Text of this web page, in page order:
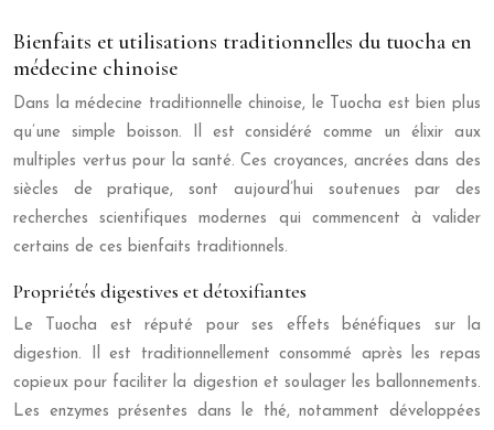
Bienfaits et utilisations traditionnelles du tuocha en
médecine chinoise
Dans la médecine traditionnelle chinoise, le Tuocha est bien plus
qu’une simple boisson. Il est considéré comme un élixir aux
multiples vertus pour la santé. Ces croyances, ancrées dans des
siècles de pratique, sont aujourd’hui soutenues par des
recherches scientifiques modernes qui commencent à valider
certains de ces bienfaits traditionnels.
Propriétés digestives et détoxifiantes
Le Tuocha est réputé pour ses effets bénéfiques sur la
digestion. Il est traditionnellement consommé après les repas
copieux pour faciliter la digestion et soulager les ballonnements.
Les enzymes présentes dans le thé, notamment développées